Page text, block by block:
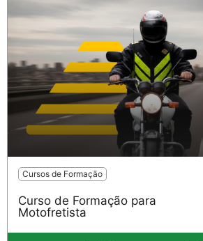
Cursos de Formação
Curso de Formação para
Motofretista